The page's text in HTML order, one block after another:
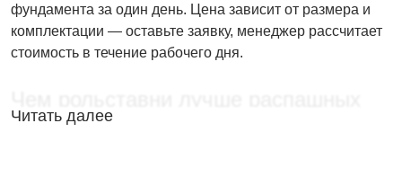
фундамента за один день. Цена зависит от размера и
комплектации — оставьте заявку, менеджер рассчитает
стоимость в течение рабочего дня.
ворот
Читать далее